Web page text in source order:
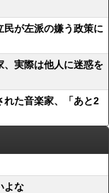
が左派の嫌う政策に
、実際は他人に迷惑を
れた音楽家、「あと2
よな